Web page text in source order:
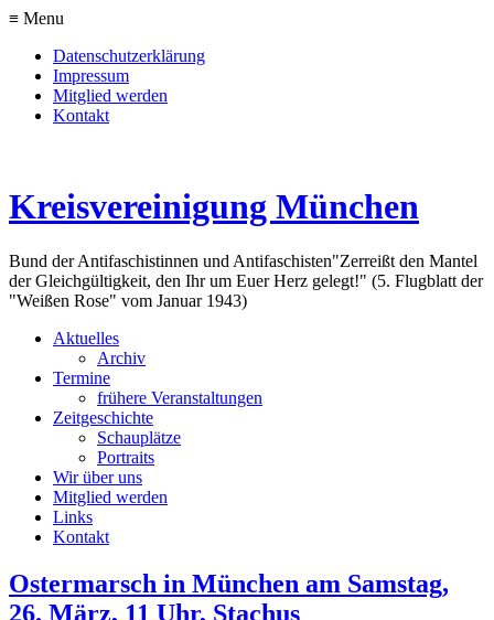
≡ Menu
Datenschutzerklärung
Impressum
Mitglied werden
Kontakt
Kreisvereinigung München
Bund der Antifaschistinnen und Antifaschisten"Zerreißt den Mantel
der Gleichgültigkeit, den Ihr um Euer Herz gelegt!" (5. Flugblatt der
"Weißen Rose" vom Januar 1943)
Aktuelles
Archiv
Termine
frühere Veranstaltungen
Zeitgeschichte
Schauplätze
Portraits
Wir über uns
Mitglied werden
Links
Kontakt
Ostermarsch in München am Samstag,
26. März, 11 Uhr, Stachus